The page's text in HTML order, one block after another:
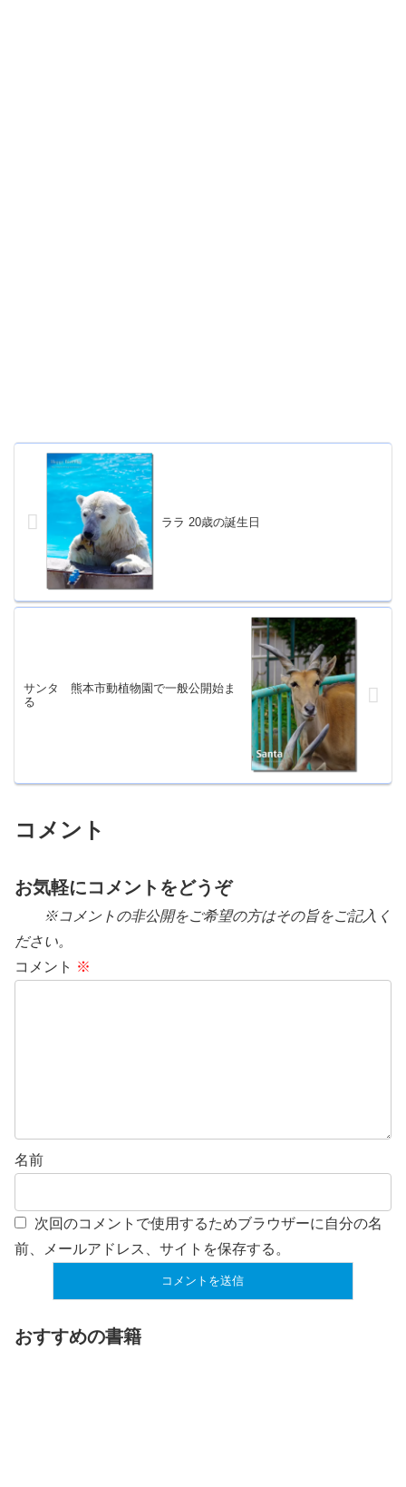
ララ 20歳の誕生日
サンタ 熊本市動植物園で一般公開始ま
る
コメント
お気軽にコメントをどうぞ
※コメントの非公開をご希望の方はその旨をご記入く
ださい。
コメント ※
名前
次回のコメントで使用するためブラウザーに自分の名
前、メールアドレス、サイトを保存する。
おすすめの書籍